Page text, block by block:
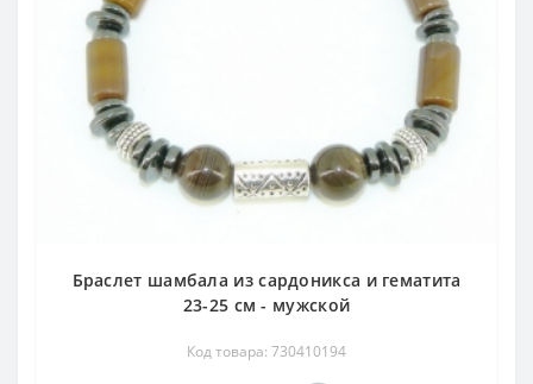
Браслет шамбала из сардоникса и гематита
23-25 см - мужской
Код товара: 730410194